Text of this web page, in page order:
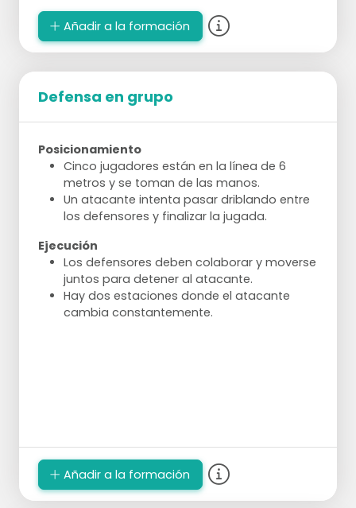
Desde la categoría E-juvenil: lanzar con tiro
en salto.
Pases por debajo de la mano.
Pases laterales.
Pases con movimiento de ataque: unos
pasos hacia la portería, pasar y retroceder.
Añadir a la formación
Defensa en grupo
Posicionamiento
Cinco jugadores están en la línea de 6
metros y se toman de las manos.
Un atacante intenta pasar driblando entre
los defensores y finalizar la jugada.
Ejecución
Los defensores deben colaborar y moverse
juntos para detener al atacante.
Hay dos estaciones donde el atacante
cambia constantemente.
Añadir a la formación